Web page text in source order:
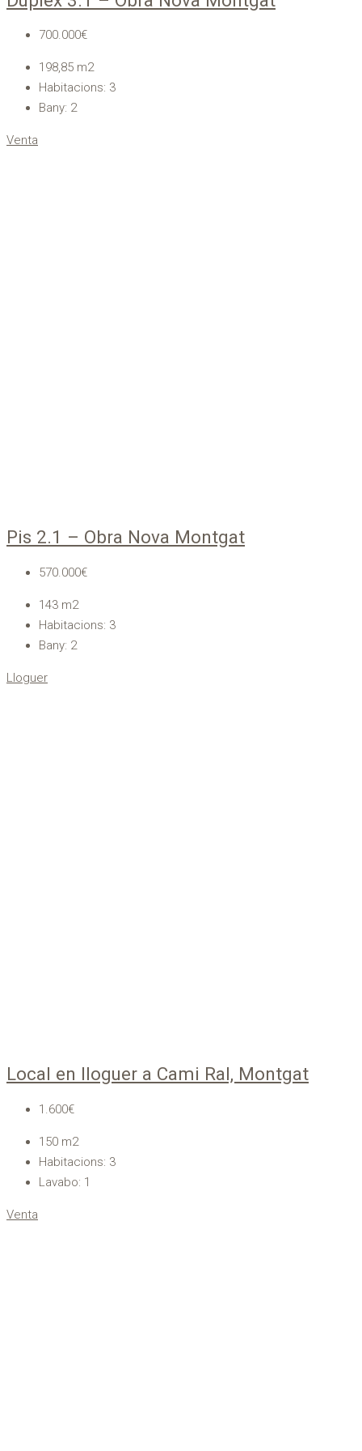
700.000€
198,85 m2
Habitacions: 3
Bany: 2
Venta
Pis 2.1 – Obra Nova Montgat
570.000€
143 m2
Habitacions: 3
Bany: 2
Lloguer
Local en lloguer a Cami Ral, Montgat
1.600€
150 m2
Habitacions: 3
Lavabo: 1
Venta